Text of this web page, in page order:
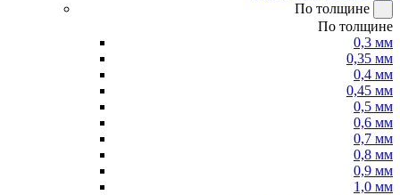
По толщине
По толщине
0,3 мм
0,35 мм
0,4 мм
0,45 мм
0,5 мм
0,6 мм
0,7 мм
0,8 мм
0,9 мм
1,0 мм